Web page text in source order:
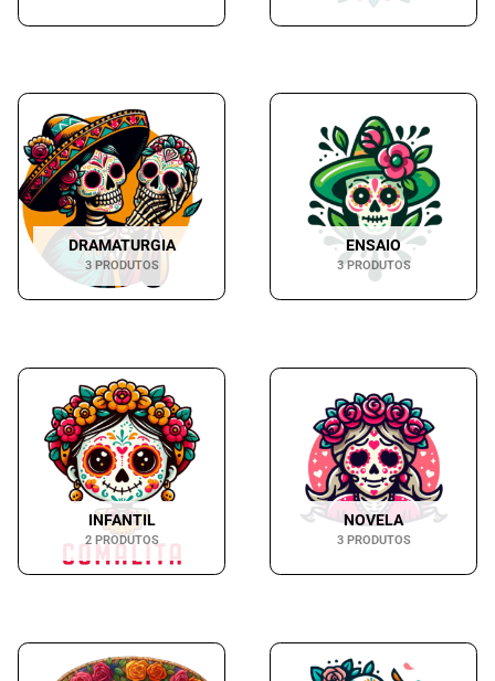
DRAMATURGIA
3 PRODUTOS
ENSAIO
3 PRODUTOS
INFANTIL
2 PRODUTOS
NOVELA
3 PRODUTOS